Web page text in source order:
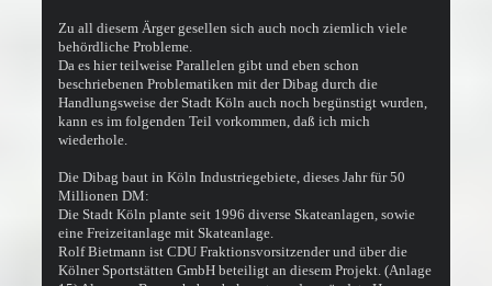
Zu all diesem Ärger gesellen sich auch noch ziemlich viele
behördliche Probleme.
Da es hier teilweise Parallelen gibt und eben schon
beschriebenen Problematiken mit der Dibag durch die
Handlungsweise der Stadt Köln auch noch begünstigt wurden,
kann es im folgenden Teil vorkommen, daß ich mich
wiederhole.
Die Dibag baut in Köln Industriegebiete, dieses Jahr für 50
Millionen DM:
Die Stadt Köln plante seit 1996 diverse Skateanlagen, sowie
eine Freizeitanlage mit Skateanlage.
Rolf Bietmann ist CDU Fraktionsvorsitzender und über die
Kölner Sportstätten GmbH beteiligt an diesem Projekt. (Anlage